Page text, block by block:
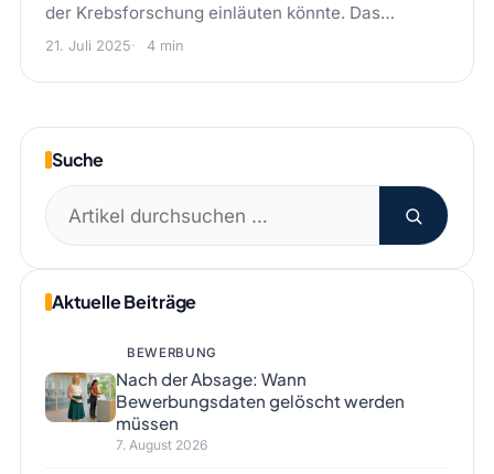
der Krebsforschung einläuten könnte. Das…
21. Juli 2025 4 min
Suche
Suchen
nach:
Aktuelle Beiträge
BEWERBUNG
Nach der Absage: Wann
Bewerbungsdaten gelöscht werden
müssen
7. August 2026